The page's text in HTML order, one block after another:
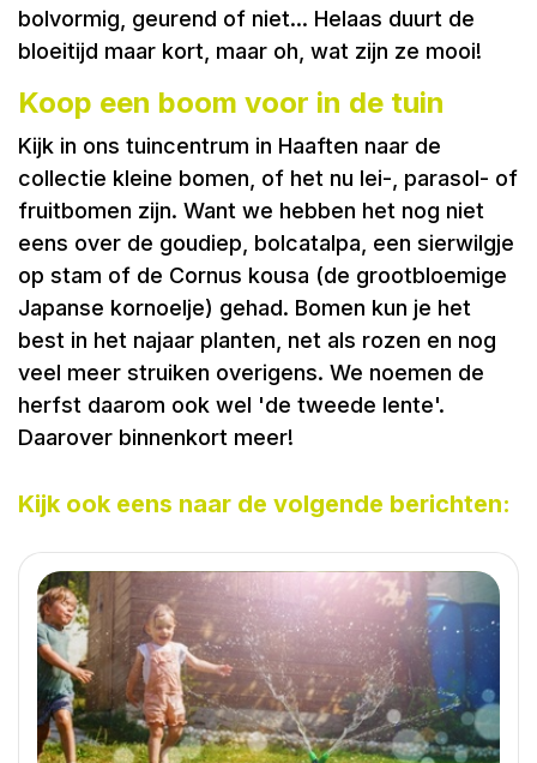
bolvormig, geurend of niet... Helaas duurt de
bloeitijd maar kort, maar oh, wat zijn ze mooi!
Koop een boom voor in de tuin
Kijk in ons tuincentrum in Haaften naar de
collectie kleine bomen, of het nu lei-, parasol- of
fruitbomen zijn. Want we hebben het nog niet
eens over de goudiep, bolcatalpa, een sierwilgje
op stam of de Cornus kousa (de grootbloemige
Japanse kornoelje) gehad. Bomen kun je het
best in het najaar planten, net als rozen en nog
veel meer struiken overigens. We noemen de
herfst daarom ook wel 'de tweede lente'.
Daarover binnenkort meer!
Kijk ook eens naar de volgende berichten: